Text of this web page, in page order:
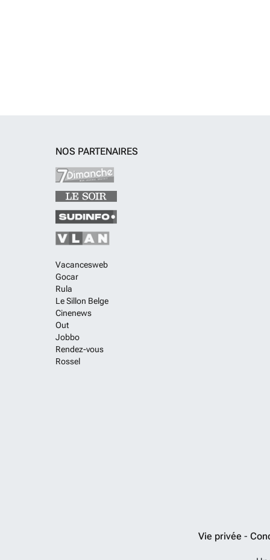
NOS PARTENAIRES
Vacancesweb
Gocar
Rula
Le Sillon Belge
Cinenews
Out
Jobbo
Rendez-vous
Rossel
Vie privée -